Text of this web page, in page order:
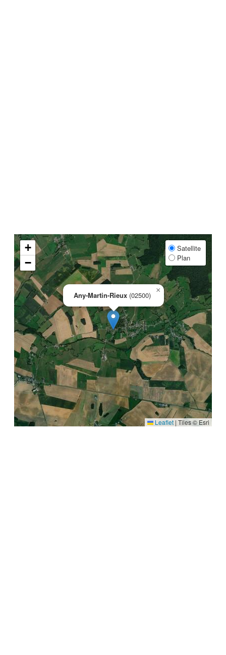
Any-Martin-Rieux (02500)
×
+
−
Satellite
Plan
Leaflet | Tiles © Esri